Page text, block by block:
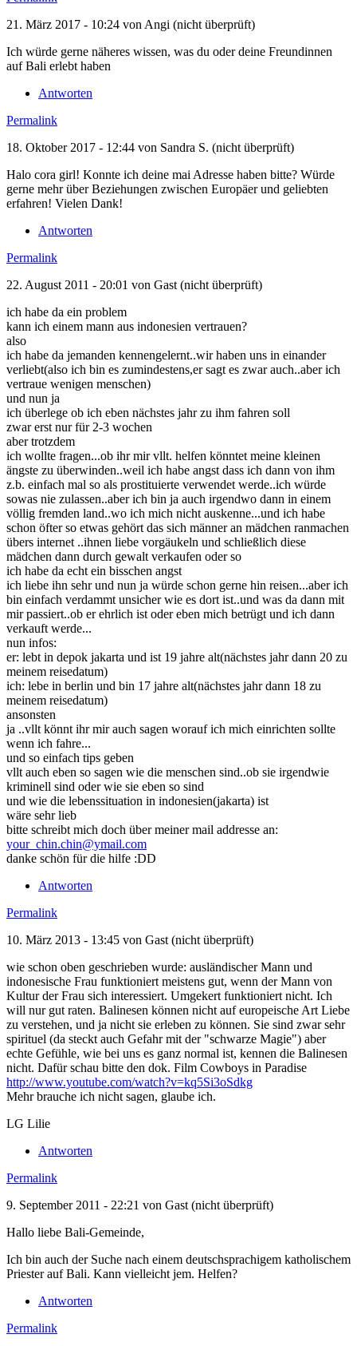
21. März 2017 - 10:24 von Angi (nicht überprüft)
Ich würde gerne näheres wissen, was du oder deine Freundinnen
auf Bali erlebt haben
Antworten
Permalink
18. Oktober 2017 - 12:44 von Sandra S. (nicht überprüft)
Halo cora girl! Konnte ich deine mai Adresse haben bitte? Würde
gerne mehr über Beziehungen zwischen Europäer und geliebten
erfahren! Vielen Dank!
Antworten
Permalink
22. August 2011 - 20:01 von Gast (nicht überprüft)
ich habe da ein problem
kann ich einem mann aus indonesien vertrauen?
also
ich habe da jemanden kennengelernt..wir haben uns in einander
verliebt(also ich bin es zumindestens,er sagt es zwar auch..aber ich
vertraue wenigen menschen)
und nun ja
ich überlege ob ich eben nächstes jahr zu ihm fahren soll
zwar erst nur für 2-3 wochen
aber trotzdem
ich wollte fragen...ob ihr mir vllt. helfen könntet meine kleinen
ängste zu überwinden..weil ich habe angst dass ich dann von ihm
z.b. einfach mal so als prostituierte verwendet werde..ich würde
sowas nie zulassen..aber ich bin ja auch irgendwo dann in einem
völlig fremden land..wo ich mich nicht auskenne...und ich habe
schon öfter so etwas gehört das sich männer an mädchen ranmachen
übers internet ..ihnen liebe vorgäukeln und schließlich diese
mädchen dann durch gewalt verkaufen oder so
ich habe da echt ein bisschen angst
ich liebe ihn sehr und nun ja würde schon gerne hin reisen...aber ich
bin einfach verdammt unsicher wie es dort ist..und was da dann mit
mir passiert..ob er ehrlich ist oder eben mich betrügt und ich dann
verkauft werde...
nun infos:
er: lebt in depok jakarta und ist 19 jahre alt(nächstes jahr dann 20 zu
meinem reisedatum)
ich: lebe in berlin und bin 17 jahre alt(nächstes jahr dann 18 zu
meinem reisedatum)
ansonsten
ja ..vllt könnt ihr mir auch sagen worauf ich mich einrichten sollte
wenn ich fahre...
und so einfach tips geben
vllt auch eben so sagen wie die menschen sind..ob sie irgendwie
kriminell sind oder wie sie eben so sind
und wie die lebenssituation in indonesien(jakarta) ist
wäre sehr lieb
bitte schreibt mich doch über meiner mail addresse an:
your_chin.chin@ymail.com
danke schön für die hilfe :DD
Antworten
Permalink
10. März 2013 - 13:45 von Gast (nicht überprüft)
wie schon oben geschrieben wurde: ausländischer Mann und
indonesische Frau funktioniert meistens gut, wenn der Mann von
Kultur der Frau sich interessiert. Umgekert funktioniert nicht. Ich
will nur gut raten. Balinesen können nicht auf europeische Art Liebe
zu verstehen, und ja nicht sie erleben zu können. Sie sind zwar sehr
spirituel (da steckt auch Gefahr mit der "schwarze Magie") aber
echte Gefühle, wie bei uns es ganz normal ist, kennen die Balinesen
nicht. Dafür schau bitte den dok. Film Cowboys in Paradise
http://www.youtube.com/watch?v=kq5Si3oSdkg
Mehr brauche ich nicht sagen, glaube ich.
LG Lilie
Antworten
Permalink
9. September 2011 - 22:21 von Gast (nicht überprüft)
Hallo liebe Bali-Gemeinde,
Ich bin auch der Suche nach einem deutschsprachigem katholischem
Priester auf Bali. Kann vielleicht jem. Helfen?
Antworten
Permalink